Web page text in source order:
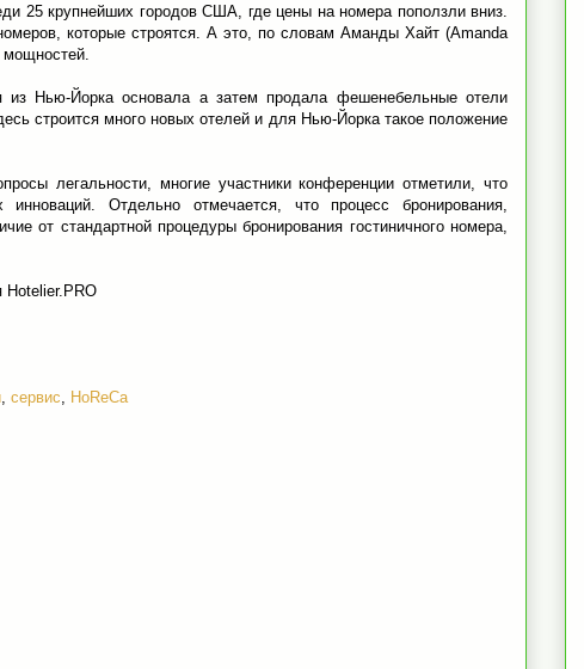
25 крупнейших городов США, где цены на номера поползли вниз.
которые строятся. А это, по словам Аманды Хайт (Amanda
Нью-Йорка основала а затем продала фешенебельные отели
строится много новых отелей и для Нью-Йорка такое положение
легальности, многие участники конференции отметили, что
Отдельно отмечается, что процесс бронирования,
от стандартной процедуры бронирования гостиничного номера,
Hotelier.PRO
сервис HoReCa